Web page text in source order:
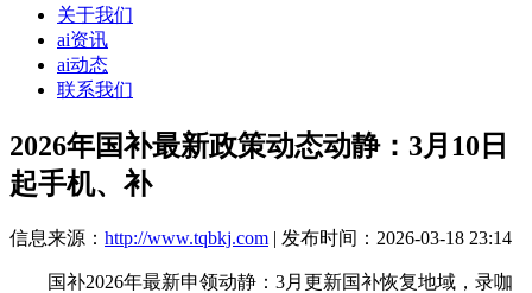
关于我们
ai资讯
ai动态
联系我们
2026年国补最新政策动态动静：3月10日
起手机、补
信息来源： http://www.tqbkj.com | 发布时间：2026-03-18 23:14
国补2026年最新申领动静：3月更新国补恢复地域，录咖